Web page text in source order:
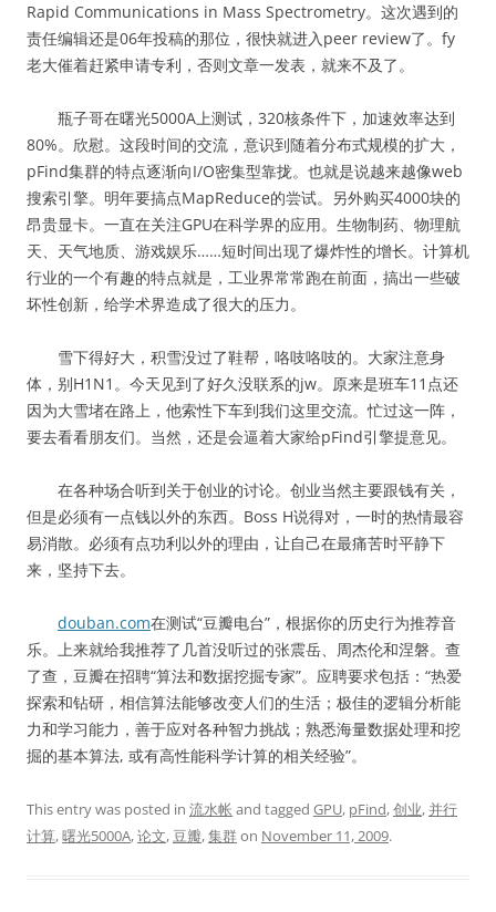
Rapid Communications in Mass Spectrometry。这次遇到的
责任编辑还是06年投稿的那位，很快就进入peer review了。fy
老大催着赶紧申请专利，否则文章一发表，就来不及了。
瓶子哥在曙光5000A上测试，320核条件下，加速效率达到
80%。欣慰。这段时间的交流，意识到随着分布式规模的扩大，
pFind集群的特点逐渐向I/O密集型靠拢。也就是说越来越像web
搜索引擎。明年要搞点MapReduce的尝试。另外购买4000块的
昂贵显卡。一直在关注GPU在科学界的应用。生物制药、物理航
天、天气地质、游戏娱乐……短时间出现了爆炸性的增长。计算机
行业的一个有趣的特点就是，工业界常常跑在前面，搞出一些破
坏性创新，给学术界造成了很大的压力。
雪下得好大，积雪没过了鞋帮，咯吱咯吱的。大家注意身
体，别H1N1。今天见到了好久没联系的jw。原来是班车11点还
因为大雪堵在路上，他索性下车到我们这里交流。忙过这一阵，
要去看看朋友们。当然，还是会逼着大家给pFind引擎提意见。
在各种场合听到关于创业的讨论。创业当然主要跟钱有关，
但是必须有一点钱以外的东西。Boss H说得对，一时的热情最容
易消散。必须有点功利以外的理由，让自己在最痛苦时平静下
来，坚持下去。
douban.com在测试“豆瓣电台”，根据你的历史行为推荐音
乐。上来就给我推荐了几首没听过的张震岳、周杰伦和涅磐。查
了查，豆瓣在招聘“算法和数据挖掘专家”。应聘要求包括：“热爱
探索和钻研，相信算法能够改变人们的生活；极佳的逻辑分析能
力和学习能力，善于应对各种智力挑战；熟悉海量数据处理和挖
掘的基本算法, 或有高性能科学计算的相关经验”。
This entry was posted in 流水帐 and tagged GPU, pFind,创业,并行
计算,曙光5000A,论文,豆瓣,集群on November 11, 2009.